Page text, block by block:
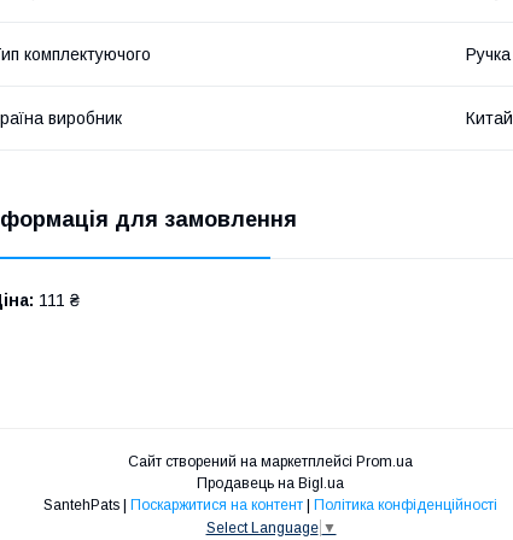
комплектуючого Ручка
виробник Китай
для замовлення
111 ₴
Сайт створений на маркетплейсі Prom.ua
Продавець на Bigl.ua
SantehPats | Поскаржитися на контент | Політика конфіденційності
Select Language ▼